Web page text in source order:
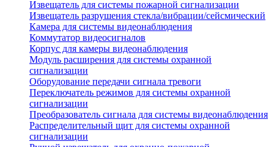
Извещатель для системы пожарной сигнализации
Извещатель разрушения стекла/вибрации/сейсмический
Камера для системы видеонаблюдения
Коммутатор видеосигналов
Корпус для камеры видеонаблюдения
Модуль расширения для системы охранной
сигнализации
Оборудование передачи сигнала тревоги
Переключатель режимов для системы охранной
сигнализации
Преобразователь сигнала для системы видеонаблюдения
Распределительный щит для системы охранной
сигнализации